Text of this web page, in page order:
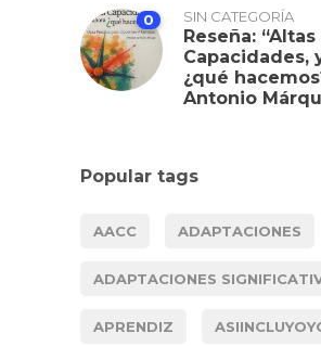
0 SIN CATEGORÍA
Reseña: “Altas
Capacidades,
¿qué
Antonio
Popular tags
AACC ADAPTACIONES
ADAPTACIONES
APRENDIZ